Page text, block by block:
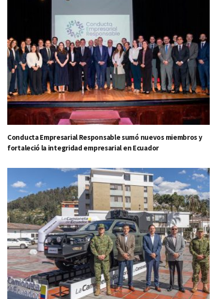
Conducta Empresarial Responsable sumó nuevos miembros y
fortaleció la integridad empresarial en Ecuador